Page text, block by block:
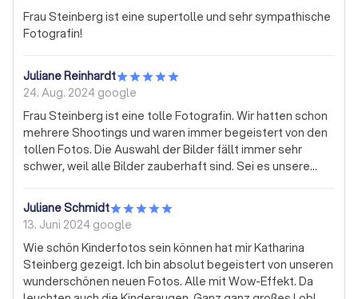
Frau Steinberg ist eine supertolle und sehr sympathische
Fotografin!
Juliane Reinhardt
24. Aug. 2024 google
Frau Steinberg ist eine tolle Fotografin. Wir hatten schon
mehrere Shootings und waren immer begeistert von den
tollen Fotos. Die Auswahl der Bilder fällt immer sehr
schwer, weil alle Bilder zauberhaft sind. Sei es unsere
Sohn, die kleinen Shootings zwischendurch oder die
Familienbilder. Unsere privaten Bilder nur bei Frau
Steinberg.
Juliane Schmidt
13. Juni 2024 google
Wie schön Kinderfotos sein können hat mir Katharina
Steinberg gezeigt. Ich bin absolut begeistert von unseren
wunderschönen neuen Fotos. Alle mit Wow-Effekt. Da